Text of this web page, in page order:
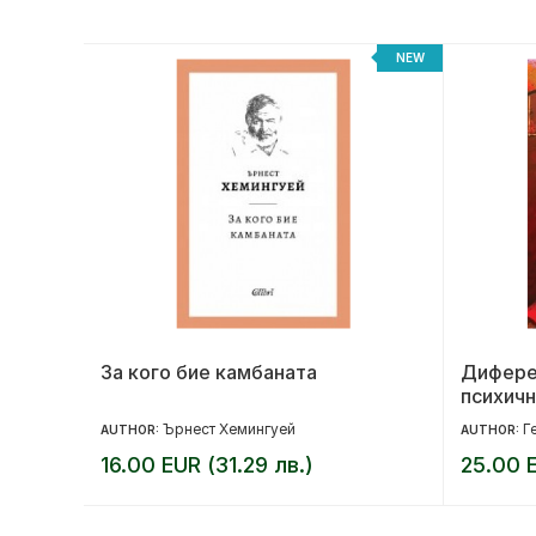
NEW
За кого бие камбаната
AUTHOR: Ърнест Хемингуей
16.00 EUR (31.29 лв.)
AUTHOR:
25.00